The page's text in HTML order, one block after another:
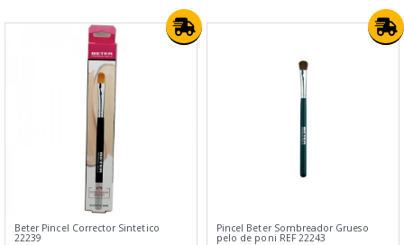
Beter Pincel Corrector Sintetico
22239
Pincel Beter Sombreador Grueso
pelo de poni REF 22243